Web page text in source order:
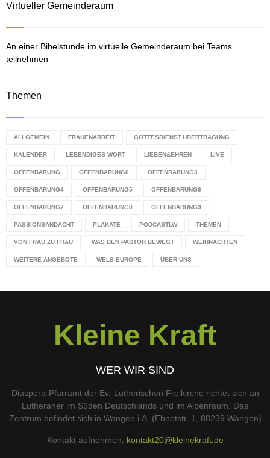
Virtueller Gemeinderaum
An einer Bibelstunde im virtuelle Gemeinderaum bei Teams
teilnehmen
Themen
ALLGEMEIN FRAUENARBEIT GOTTESDIENST.ÜBERTRAGUNG
KALENDER LEBENDIGES WORT LIEBEN&EHREN LIVE
OFFENBARUNG OFFENBARUNG0 OFFENBARUNG3
OFFENBARUNG4 OFFENBARUNG5 OFFENBARUNG6
OFFENBARUNG7 OFFENBARUNG8 OFFENBARUNG9
PASSIONSANDACHT PLAKATE PODCASTLW THEMEN
VON FRAU ZU FRAU WAS DEN PASTOR BEWEGT WEIHNACHTEN
WEITERE ANGEBOTE WELS-EUROPE ÜBER UNS
Kleine Kraft
WER WIR SIND
Diaspora-Pfarramt der Ev.-Lutherischen Freikirche richtet sich an
Lutheraner im Süden Deutschlands und im Alpenraum. Das
Zentrum befindet sich in Wangen i.A. (Ebnetstr. 1, 88239 Wangen)
Kontakt aufnehmen: kontakt20@kleinekraft.de